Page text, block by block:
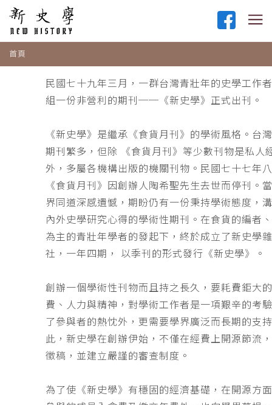
首頁
民國七十九年三月，一群台灣青壯年的史學工作
組一份非營利的期刊──《新史學》正式出刊。
《新史學》是繼承《食貨月刊》的學術風格。台
期刊繁多，但除 《食貨月刊》等少數刊物是私人
外，多屬各機構出版的機關刊物。民國七十七年
《食貨月刊》因創辦人陶希聖先生去世而停刊。
界同道深感遺憾，期盼仍有一份秉持學術態度，
內外史學研究心得的學術性期刊。在食貨的編者
為主的青壯年學者的發起下，終於成立了新史學
社，一年四期， 以季刊的形式發行《新史學》。
創辦一個學術性刊物而且持之長久，要耗費鉅大
費、人力與精神，對學術工作者是一項艱辛的考
了參與者的熱忱外，更需要學界廣泛而長期的支
此，新史學在創辦伊始，不僅在經費上開源節流
徵稿，並建立嚴謹的審查制度。
為了使《新史學》有穩固的經濟基礎，在開源方